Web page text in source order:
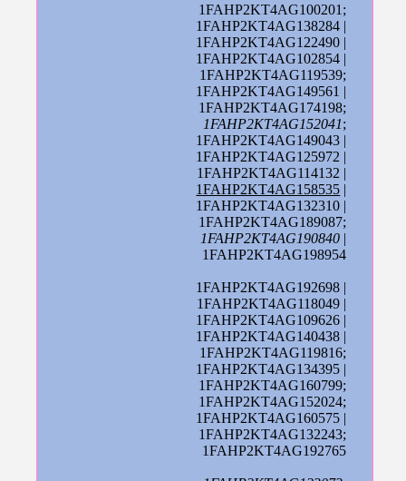
1FAHP2KT4AG100201;
1FAHP2KT4AG138284 |
1FAHP2KT4AG122490 |
1FAHP2KT4AG102854 |
1FAHP2KT4AG119539;
1FAHP2KT4AG149561 |
1FAHP2KT4AG174198;
1FAHP2KT4AG152041;
1FAHP2KT4AG149043 |
1FAHP2KT4AG125972 |
1FAHP2KT4AG114132 |
1FAHP2KT4AG158535 |
1FAHP2KT4AG132310 |
1FAHP2KT4AG189087;
1FAHP2KT4AG190840 |
1FAHP2KT4AG198954
1FAHP2KT4AG192698 |
1FAHP2KT4AG118049 |
1FAHP2KT4AG109626 |
1FAHP2KT4AG140438 |
1FAHP2KT4AG119816;
1FAHP2KT4AG134395 |
1FAHP2KT4AG160799;
1FAHP2KT4AG152024;
1FAHP2KT4AG160575 |
1FAHP2KT4AG132243;
1FAHP2KT4AG192765